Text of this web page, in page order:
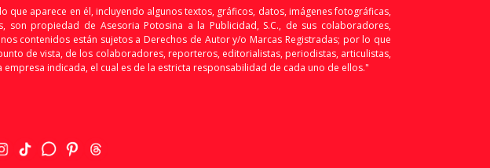
que aparece en él, incluyendo algunos textos, gráficos, datos, imágenes fotográficas,
propiedad de Asesoria Potosina a la Publicidad, S.C., de sus colaboradores,
contenidos están sujetos a Derechos de Autor y/o Marcas Registradas; por lo que
de vista, de los colaboradores, reporteros, editorialistas, periodistas, articulistas,
indicada, el cual es de la estricta responsabilidad de cada uno de ellos."